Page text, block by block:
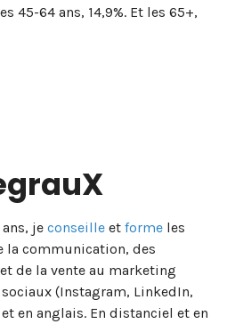
45-64 ans, 14,9%. Et les 65+,
je conseille et forme les
la communication, des
de la vente au marketing
(Instagram, LinkedIn,
en anglais. En distanciel et en